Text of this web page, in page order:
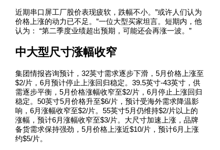
近期串口屏工厂股价表现疲软，跌幅不小。”或许人们认为
价格上涨的动力已不足。”一位大型买家坦言。短期内，他
认为： “第二季度业绩超出预期，可能还会再涨一波。”
中大型尺寸涨幅收窄
集团情报咨询预计，32英寸需求逐步下滑，5月价格上涨至
$2/片，6月预计停止上涨回归稳定。39.5英寸-43英寸，供
需逐步平衡，5月价格涨幅收窄至$2/片，6月停止上涨回归
稳定。50英寸5月价格升至$6/片，预计受海外需求降温影
响，6月涨幅收窄至$2/片。55英寸5月仍维持$2/片以上的
涨幅，预计6月涨幅收窄至$3/片。大尺寸加速上涨，品牌
备货需求保持强劲，5月价格上涨近$10/片，预计6月上涨
约$5/片。